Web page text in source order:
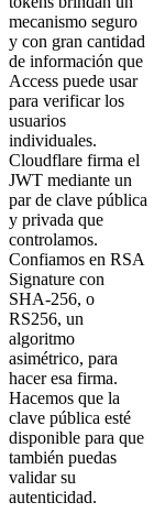
mecanismo seguro
y con gran cantidad
de información que
Access puede usar
para verificar los
usuarios
individuales.
Cloudflare firma el
JWT mediante un
par de clave pública
y privada que
controlamos.
Confiamos en RSA
Signature con
SHA-256, o
RS256, un
algoritmo
asimétrico, para
hacer esa firma.
Hacemos que la
clave pública esté
disponible para que
también puedas
validar su
autenticidad.